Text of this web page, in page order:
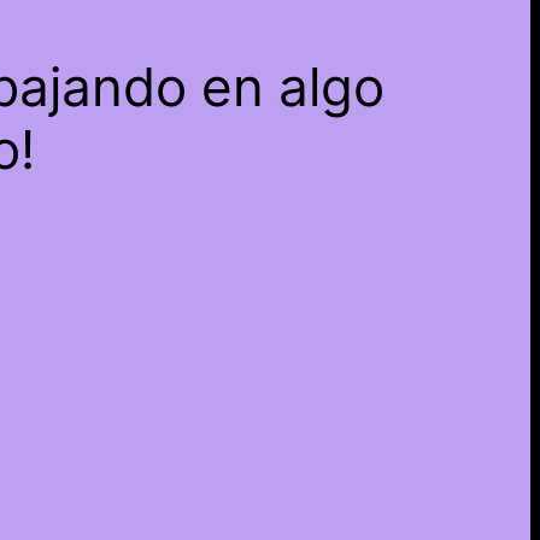
en algo